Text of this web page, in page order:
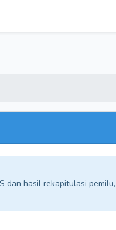
dan hasil rekapitulasi